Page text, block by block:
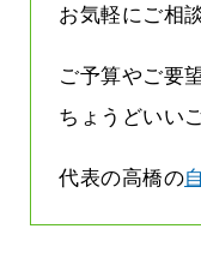
お気軽にご相
ご予算やご要
ちょうどいい
代表の高橋の